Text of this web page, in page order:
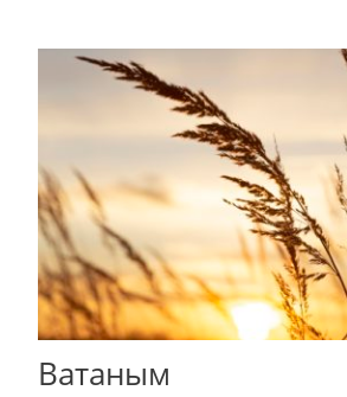
Ватаным